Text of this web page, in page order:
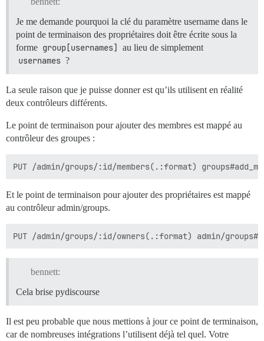
Je me demande pourquoi la clé du paramètre username dans le
point de terminaison des propriétaires doit être écrite sous la
forme group[usernames] au lieu de simplement
usernames ?
La seule raison que je puisse donner est qu’ils utilisent en réalité
deux contrôleurs différents.
Le point de terminaison pour ajouter des membres est mappé au
contrôleur des groupes :
Et le point de terminaison pour ajouter des propriétaires est mappé
au contrôleur admin/groups.
bennett:
Cela brise pydiscourse
Il est peu probable que nous mettions à jour ce point de terminaison,
car de nombreuses intégrations l’utilisent déjà tel quel. Votre